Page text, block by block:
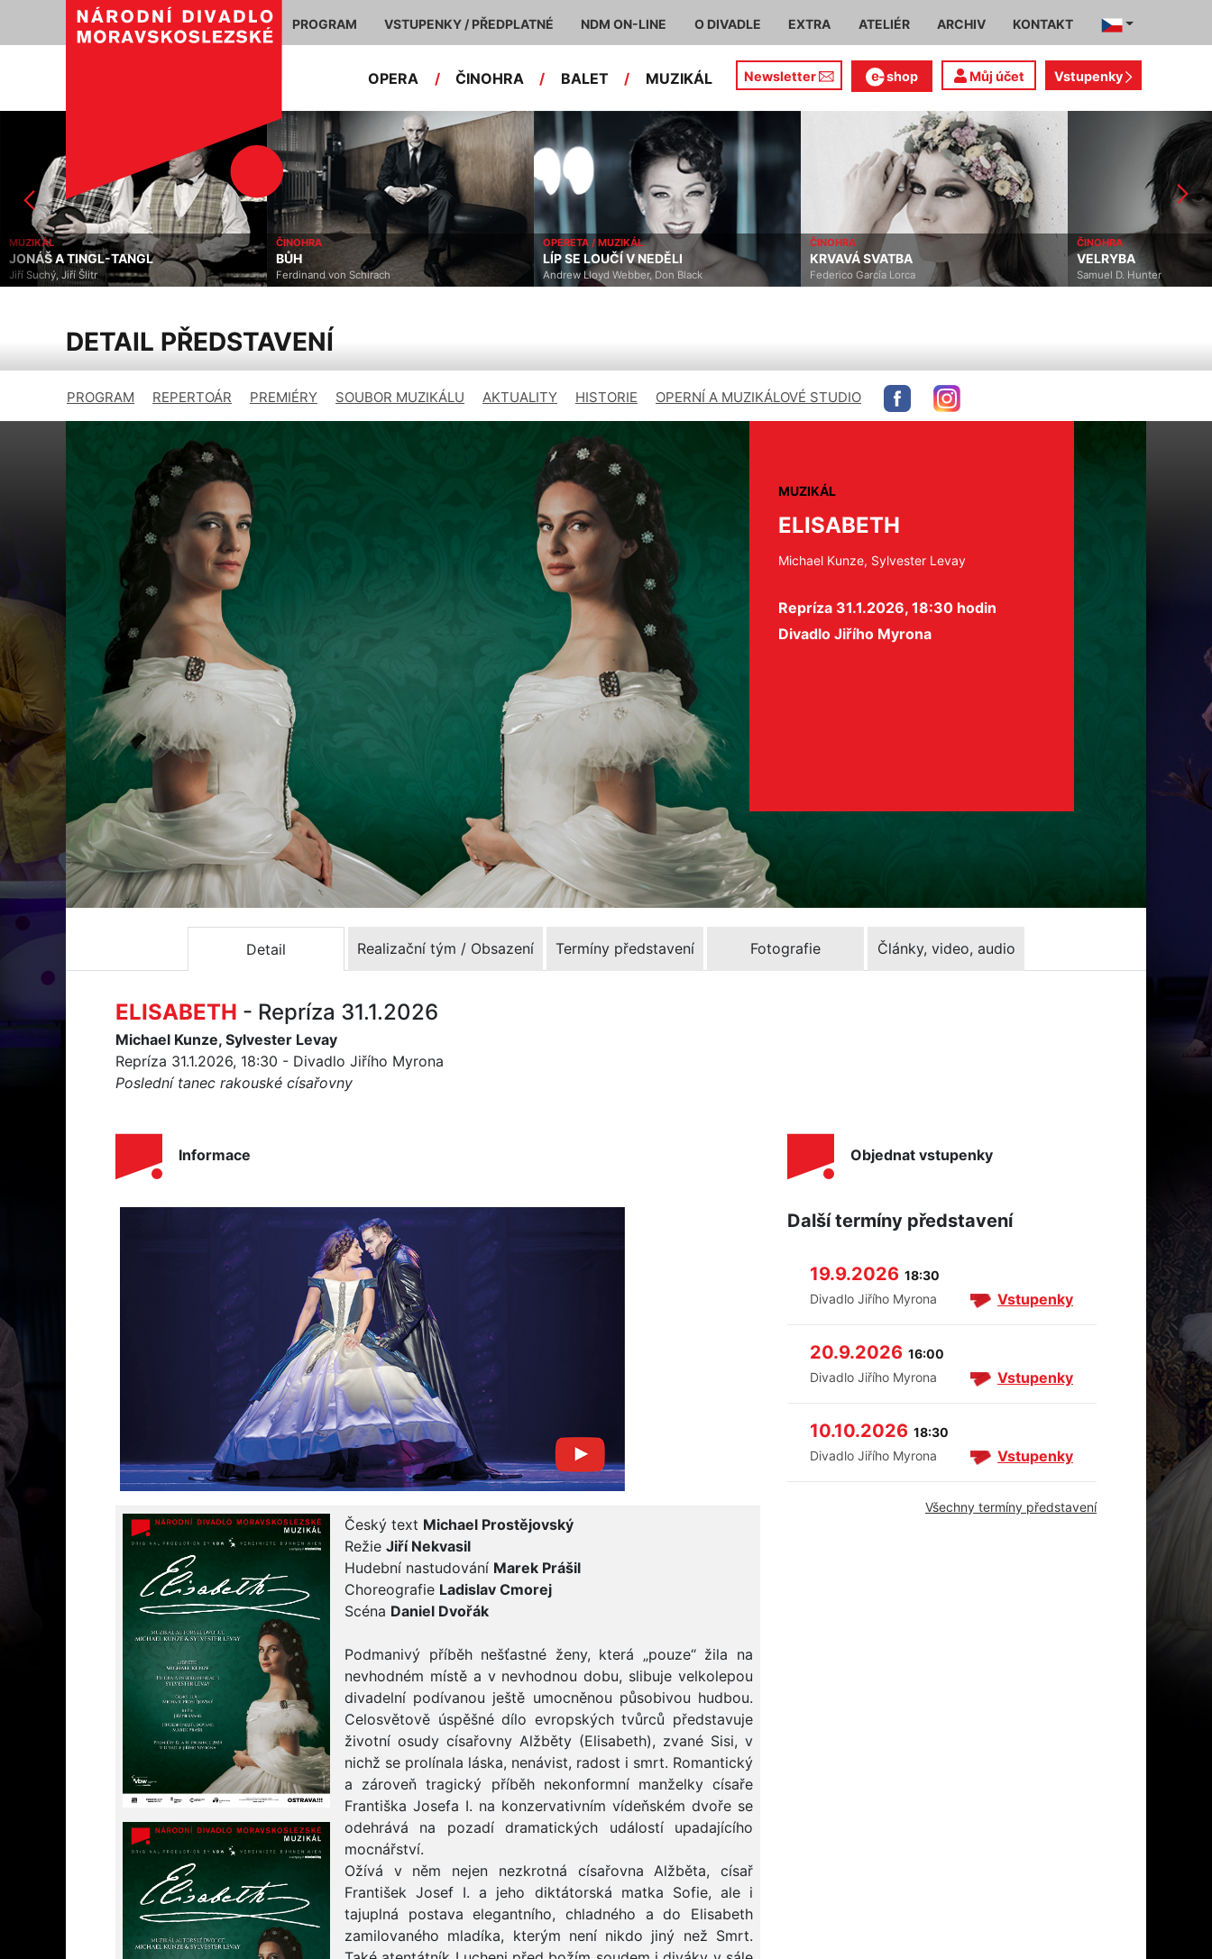
PROGRAM VSTUPENKY / PŘEDPLATNÉ NDM ON-LINE O DIVADLE EXTRA ATELIÉR ARCHIV KONTAKT
OPERA / ČINOHRA / BALET / MUZIKÁL Newsletter shop Můj účet Vstupenky
ČINOHRA
BŮH
Ferdinand von Schirach
OPERETA / MUZIKÁL
LÍP SE LOUČÍ V NEDĚLI
Andrew Lloyd Webber, Don Black
ČINOHRA
KRVAVÁ SVATBA
Federico García Lorca
ČINOHRA
VELRYBA
Samuel D. Hunter
ČINOHRA
KARDINÁLNÍ CHYBA
Alistair Beaton, Dietmar
DETAIL PŘEDSTAVENÍ
PROGRAM REPERTOÁR PREMIÉRY SOUBOR MUZIKÁLU AKTUALITY HISTORIE OPERNÍ A MUZIKÁLOVÉ STUDIO
MUZIKÁL
ELISABETH
Michael Kunze, Sylvester Levay
Repríza 31.1.2026, 18:30 hodin
Divadlo Jiřího Myrona
Detail Realizační tým / Obsazení Termíny představení Fotografie Články, video, audio
ELISABETH - Repríza 31.1.2026
Michael Kunze, Sylvester Levay
Repríza 31.1.2026, 18:30 - Divadlo Jiřího Myrona
Poslední tanec rakouské císařovny
Informace
Český text Michael Prostějovský
Režie Jiří Nekvasil
Hudební nastudování Marek Prášil
Choreografie Ladislav Cmorej
Scéna Daniel Dvořák
Podmanivý příběh nešťastné ženy, která „pouze“ žila na
nevhodném místě a v nevhodnou dobu, slibuje velkolepou
divadelní podívanou ještě umocněnou působivou hudbou.
Celosvětově úspěšné dílo evropských tvůrců představuje
životní osudy císařovny Alžběty (Elisabeth), zvané Sisi, v
nichž se prolínala láska, nenávist, radost i smrt. Romantický
a zároveň tragický příběh nekonformní manželky císaře
Františka Josefa I. na konzervativním vídeňském dvoře se
odehrává na pozadí dramatických událostí upadajícího
mocnářství.
Ožívá v něm nejen nezkrotná císařovna Alžběta, císař
František Josef I. a jeho diktátorská matka Sofie, ale i
tajuplná postava elegantního, chladného a do Elisabeth
zamilovaného mladíka, kterým není nikdo jiný než Smrt.
Objednat vstupenky
Další termíny představení
19.9.2026 18:30
Divadlo Jiřího Myrona
Vstupenky
20.9.2026 16:00
Divadlo Jiřího Myrona
Vstupenky
10.10.2026 18:30
Divadlo Jiřího Myrona
Vstupenky
Všechny termíny představení